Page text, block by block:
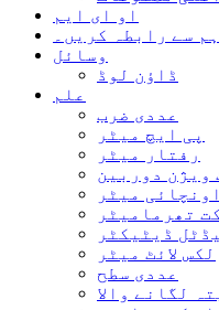
او ای ایم
ہم سے رابطہ کریں۔
وسائل
ڈاؤن لوڈ
علم
عددی ضرب
پی ایچ میٹر
رفتار میٹر
ویژن دوربین
میٹر
تھرمامیٹر
ڈیٹیکٹر
لکس لائٹ میٹر
عددی سطح
لگانے والا